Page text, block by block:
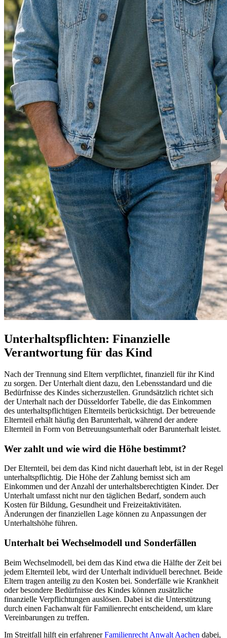
Unterhaltspflichten: Finanzielle
Verantwortung für das Kind
Nach der Trennung sind Eltern verpflichtet, finanziell für ihr Kind
zu sorgen. Der Unterhalt dient dazu, den Lebensstandard und die
Bedürfnisse des Kindes sicherzustellen. Grundsätzlich richtet sich
der Unterhalt nach der Düsseldorfer Tabelle, die das Einkommen
des unterhaltspflichtigen Elternteils berücksichtigt. Der betreuende
Elternteil erhält häufig den Barunterhalt, während der andere
Elternteil in Form von Betreuungsunterhalt oder Barunterhalt leistet.
Wer zahlt und wie wird die Höhe bestimmt?
Der Elternteil, bei dem das Kind nicht dauerhaft lebt, ist in der Regel
unterhaltspflichtig. Die Höhe der Zahlung bemisst sich am
Einkommen und der Anzahl der unterhaltsberechtigten Kinder. Der
Unterhalt umfasst nicht nur den täglichen Bedarf, sondern auch
Kosten für Bildung, Gesundheit und Freizeitaktivitäten.
Änderungen der finanziellen Lage können zu Anpassungen der
Unterhaltshöhe führen.
Unterhalt bei Wechselmodell und Sonderfällen
Beim Wechselmodell, bei dem das Kind etwa die Hälfte der Zeit bei
jedem Elternteil lebt, wird der Unterhalt individuell berechnet. Beide
Eltern tragen anteilig zu den Kosten bei. Sonderfälle wie Krankheit
oder besondere Bedürfnisse des Kindes können zusätzliche
finanzielle Verpflichtungen auslösen. Dabei ist die Unterstützung
durch einen Fachanwalt für Familienrecht entscheidend, um klare
Vereinbarungen zu treffen.
Im Streitfall hilft ein erfahrenerFamilienrecht Anwalt Aachen dabei,